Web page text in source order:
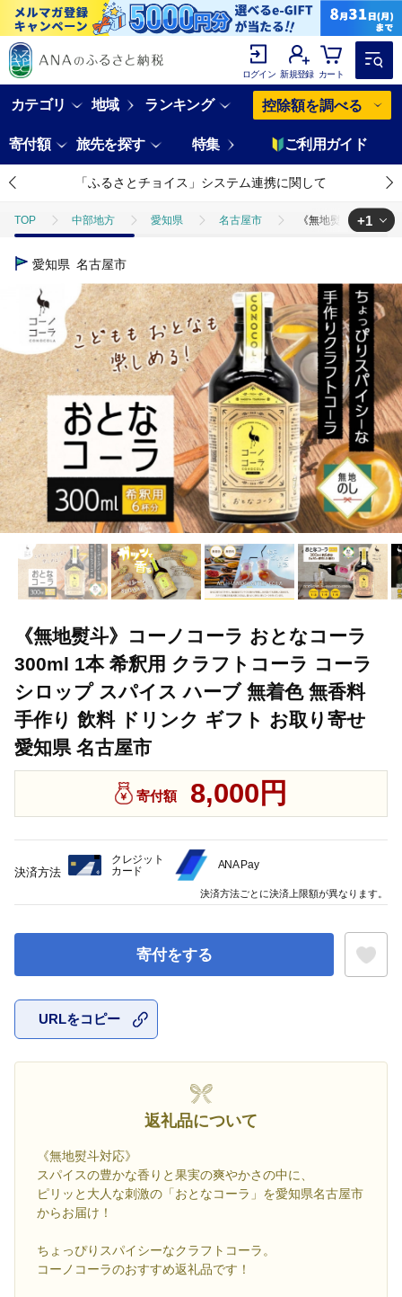
ログイン 新規登録 カート
カテゴリ 地域 ランキング 控除額を調べる
寄付額 旅先を探す 特集 ご利用ガイド
「ふるさとチョイス」システム連携に関して
TOP 中部地方 愛知県 名古屋市 《無地熨斗》コー
TOP
+1
愛知県 名古屋市
《無地熨斗》コーノコーラ おとなコーラ
300ml 1本 希釈用 クラフトコーラ コーラ
シロップ スパイス ハーブ 無着色 無香料
手作り 飲料 ドリンク ギフト お取り寄せ
愛知県 名古屋市
寄付額 8,000円
寄付をする
URLをコピー
返礼品について
《無地熨斗対応》
スパイスの豊かな香りと果実の爽やかさの中に、
ピリッと大人な刺激の「おとなコーラ」を愛知県名古屋市
からお届け！
ちょっぴりスパイシーなクラフトコーラ。
コーノコーラのおすすめ返礼品です！
決済方法
クレジット
カード
ANA Pay
決済方法ごとに決済上限額が異なります。